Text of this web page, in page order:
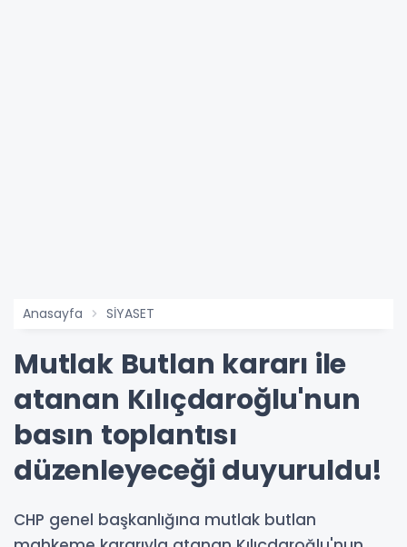
Anasayfa SİYASET
Mutlak Butlan kararı ile
atanan Kılıçdaroğlu'nun
basın toplantısı
düzenleyeceği duyuruldu!
CHP genel başkanlığına mutlak butlan